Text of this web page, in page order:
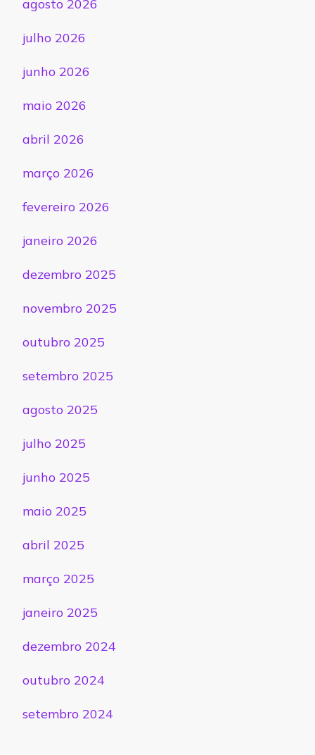
agosto 2026
julho 2026
junho 2026
maio 2026
abril 2026
março 2026
fevereiro 2026
janeiro 2026
dezembro 2025
novembro 2025
outubro 2025
setembro 2025
agosto 2025
julho 2025
junho 2025
maio 2025
abril 2025
março 2025
janeiro 2025
dezembro 2024
outubro 2024
setembro 2024